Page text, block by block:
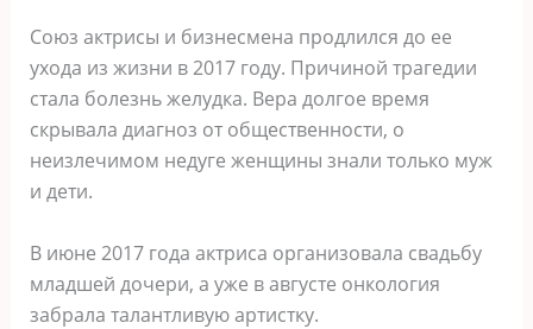
Союз актрисы и бизнесмена продлился до ее
ухода из жизни в 2017 году. Причиной трагедии
стала болезнь желудка. Вера долгое время
скрывала диагноз от общественности, о
неизлечимом недуге женщины знали только муж
и дети.
В июне 2017 года актриса организовала свадьбу
младшей дочери, а уже в августе онкология
забрала талантливую артистку.